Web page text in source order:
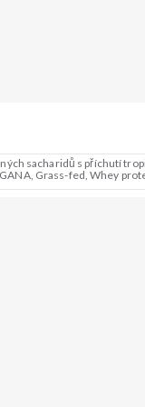
sacharidů s příchutí
i po výkonu. Doporučujeme